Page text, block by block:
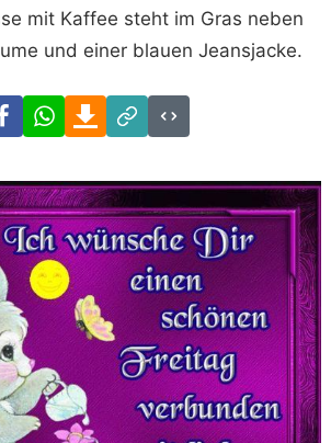
mit Kaffee steht im Gras neben
und einer blauen Jeansjacke.
FacebookWhatsAppDownload
Link
Code